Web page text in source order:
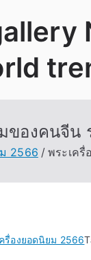
ของคนจีน
2566 พระเค
รื่องยอดนิยม 2566